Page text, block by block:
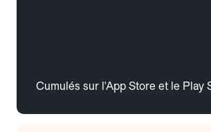
Cumulés sur l'App Store et le Play